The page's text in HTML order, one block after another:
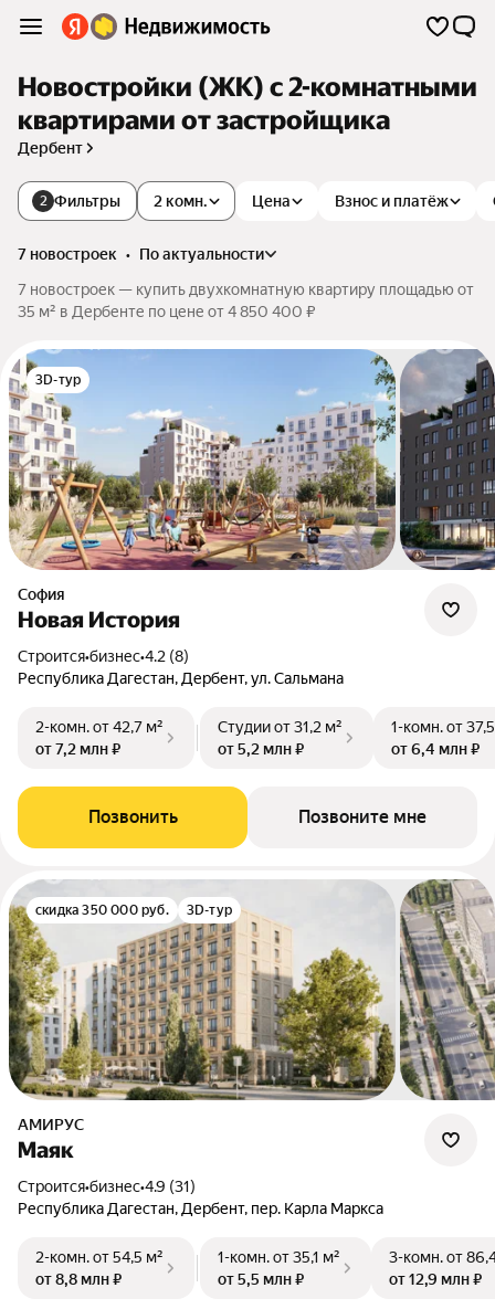
Новостройки (ЖК) с 2-комнатными
квартирами от застройщика
Дербент
2 Фильтры Цена Взнос и платёж
2 комн.
7 новостроек •
по актуальности
7 новостроек — купить двухкомнатную квартиру площадью от
35 м² в Дербенте по цене от 4 850 400 ₽
3D-тур
София
Новая История
Строится•бизнес•4.2 (8)
Республика Дагестан, Дербент, ул. Сальмана
2-комн.от 42,7 м²
от 7,2 млн ₽
Студииот 31,2 м²
от 5,2 млн ₽
1-комн.от
от 6,4 млн ₽
Позвонить Позвоните мне
скидка 350 000 руб. 3D-тур
АМИРУС
Маяк
Строится•бизнес•4.9 (31)
Республика Дагестан, Дербент, пер. Карла Маркса
2-комн.от 54,5 м²
от 8,8 млн ₽
1-комн.от 35,1 м²
от 5,5 млн ₽
3-комн.от
от 12,9 млн ₽